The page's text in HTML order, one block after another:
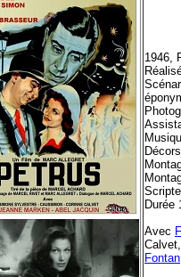
1946,
Durée
Avec
Fontan